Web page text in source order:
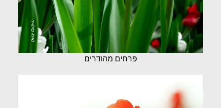
פרחים מהודרים